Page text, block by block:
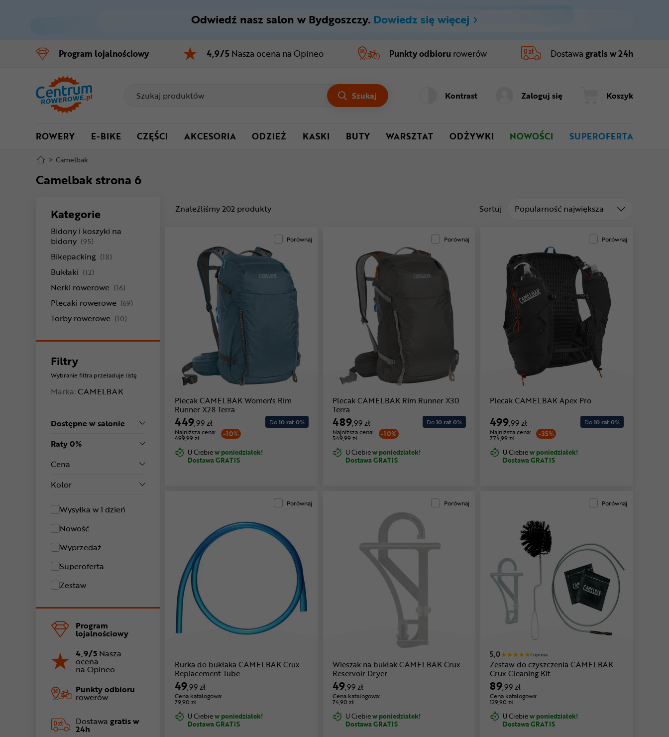
Menu główne
Filtry
Stopka
Odwiedź nasz salon w Bydgoszczy. Dowiedz się więcej
Program lojalnościowy 4,9/5 Nasza ocena na Opineo Punkty odbioru rowerów Dostawa gratis w 24h
Szukaj Kontrast Zaloguj się Koszyk
ROWERY E-BIKE CZĘŚCI AKCESORIA ODZIEŻ KASKI BUTY WARSZTAT ODŻYWKI NOWOŚCI SUPEROFERTA
> Camelbak
Camelbak strona 6
Kategorie
Bidony i koszyki na
bidony (95)
Bikepacking (18)
Bukłaki (12)
Nerki rowerowe (16)
Plecaki rowerowe (69)
Torby rowerowe (10)
Filtry
Wybranie filtra przeładuje listę
Marka: CAMELBAK
Dostępne w salonie
Raty 0%
Cena
Kolor
Wysyłka w 1 dzień
Nowość
Wyprzedaż
Superoferta
Zestaw
Program
lojalnościowy
4,9/5 Nasza
ocena
na Opineo
Punkty odbioru
rowerów
Dostawa gratis w
24h
Znaleźliśmy202 produkty Sortuj Sortuj od
Popularność największa
Porównaj
Plecak CAMELBAK Women's Rim
Runner X28 Terra
449,99 zł
-10%
Najniższa cena:
499,99 zł
Do10 rat 0%
U Ciebiew poniedziałek!
Dostawa GRATIS
Porównaj
Plecak CAMELBAK Rim Runner X30
Terra
489,99 zł
-10%
Najniższa cena:
549,99 zł
Do10 rat 0%
U Ciebiew poniedziałek!
Dostawa GRATIS
Porównaj
Plecak CAMELBAK Apex Pro
499,99 zł
-35%
Najniższa cena:
774,99 zł
Do10 rat 0%
U Ciebiew poniedziałek!
Dostawa GRATIS
Porównaj
Rurka do bukłaka CAMELBAK Crux
Replacement Tube
49,99 zł
Cena katalogowa:
79,90 zł
U Ciebiew poniedziałek!
Dostawa GRATIS
Porównaj
Wieszak na bukłak CAMELBAK Crux
Reservoir Dryer
49,99 zł
Cena katalogowa:
74,90 zł
U Ciebiew poniedziałek!
Dostawa GRATIS
Porównaj
5,0 1 opinia
Zestaw do czyszczenia CAMELBAK
Crux Cleaning Kit
89,99 zł
Cena katalogowa:
129,90 zł
U Ciebiew poniedziałek!
Dostawa GRATIS